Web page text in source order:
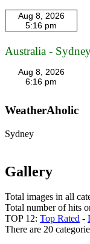
Australia -
WeatherAholic
Sydney
Gallery
Total images in all
Total number of hits
TOP 12: Top Rated -
There are 20